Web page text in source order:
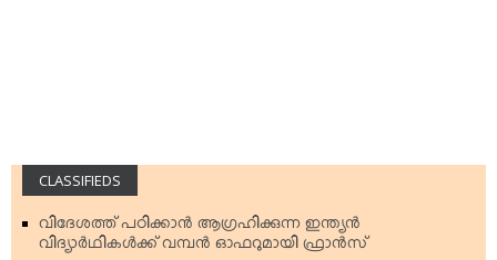
CLASSIFIEDS
വിദേശത്ത് പഠിക്കാന്‍ ആഗ്രഹിക്കുന്ന ഇന്ത്യന്‍
വിദ്യാര്‍ഥികള്‍ക്ക് വമ്പന്‍ ഓഫറുമായി ഫ്രാന്‍സ്